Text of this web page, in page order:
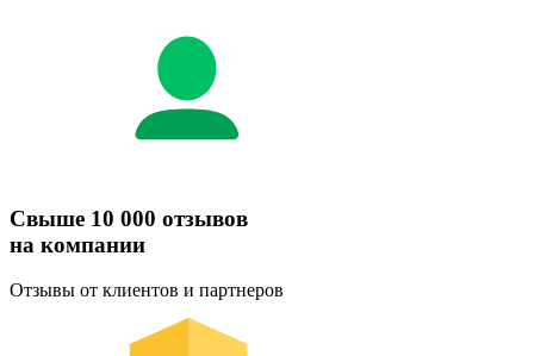
Свыше 10 000 отзывов
на компании
Отзывы от клиентов и партнеров